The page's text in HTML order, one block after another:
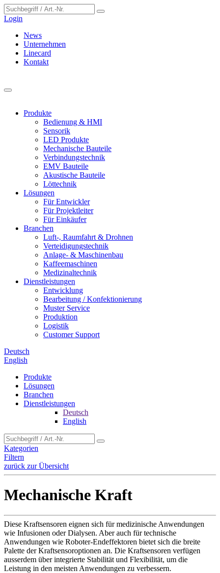
Login
News
Unternehmen
Linecard
Kontakt
Produkte
Bedienung & HMI
Sensorik
LED Produkte
Mechanische Bauteile
Verbindungstechnik
EMV Bauteile
Akustische Bauteile
Löttechnik
Lösungen
Für Entwickler
Für Projektleiter
Für Einkäufer
Branchen
Luft-, Raumfahrt & Drohnen
Verteidigungstechnik
Anlage- & Maschinenbau
Kaffeemaschinen
Medizinaltechnik
Dienstleistungen
Entwicklung
Bearbeitung / Konfektionierung
Muster Service
Produktion
Logistik
Customer Support
Deutsch
English
Produkte
Lösungen
Branchen
Dienstleistungen
Deutsch
English
Kategorien
Filtern
zurück zur Übersicht
Mechanische Kraft
Diese Kraftsensoren eignen sich für medizinische Anwendungen
wie Infusionen oder Dialysen. Aber auch für technische
Anwendungen wie Roboter-Endeffektoren bietet sich die breite
Palette der Kraftsensoroptionen an. Die Kraftsensoren verfügen
ausserdem über integrierte Stabilität und Flexibilität, um die
Leistung in den meisten Anwendungen zu verbessern.
Cookie-Einstellungen